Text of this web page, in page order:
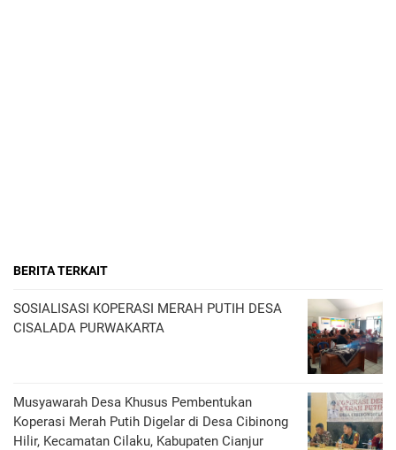
BERITA TERKAIT
SOSIALISASI KOPERASI MERAH PUTIH DESA
CISALADA PURWAKARTA
Musyawarah Desa Khusus Pembentukan
Koperasi Merah Putih Digelar di Desa Cibinong
Hilir, Kecamatan Cilaku, Kabupaten Cianjur